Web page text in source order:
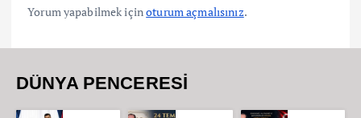
Yorum yapabilmek içinoturum açmalısınız.
DÜNYA PENCERESİ